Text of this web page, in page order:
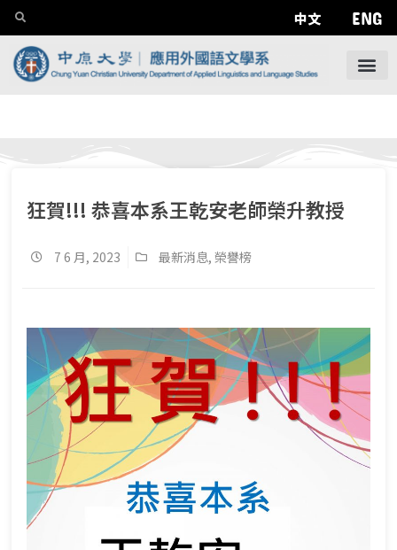
中文 ENG
狂賀!!! 恭喜本系王乾安老師榮升教授
7 6 月, 2023 最新消息, 榮譽榜